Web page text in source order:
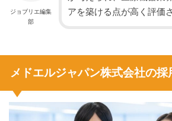
ジョブリエ編集
部
アを築ける点が高く評価
メドエルジャパン株式会社の採